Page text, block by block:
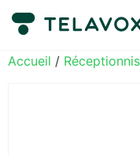
Accueil /